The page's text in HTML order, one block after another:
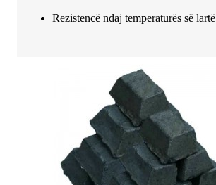
Rezistencë ndaj temperaturës së lartë